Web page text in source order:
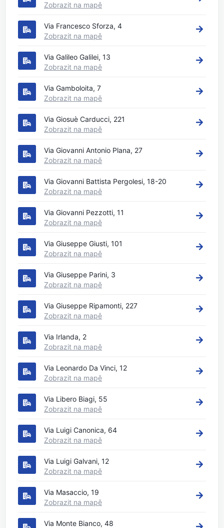
Zobrazit na mapě
Via Francesco Sforza, 4
Zobrazit na mapě
Via Galileo Galilei, 13
Zobrazit na mapě
Via Gamboloita, 7
Zobrazit na mapě
Via Giosuè Carducci, 221
Zobrazit na mapě
Via Giovanni Antonio Plana, 27
Zobrazit na mapě
Via Giovanni Battista Pergolesi, 18-20
Zobrazit na mapě
Via Giovanni Pezzotti, 11
Zobrazit na mapě
Via Giuseppe Giusti, 101
Zobrazit na mapě
Via Giuseppe Parini, 3
Zobrazit na mapě
Via Giuseppe Ripamonti, 227
Zobrazit na mapě
Via Irlanda, 2
Zobrazit na mapě
Via Leonardo Da Vinci, 12
Zobrazit na mapě
Via Libero Biagi, 55
Zobrazit na mapě
Via Luigi Canonica, 64
Zobrazit na mapě
Via Luigi Galvani, 12
Zobrazit na mapě
Via Masaccio, 19
Zobrazit na mapě
Via Monte Bianco, 48